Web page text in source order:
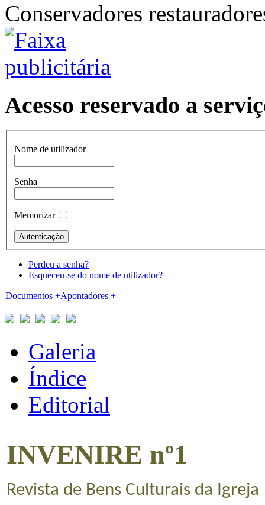
Conservadores
Acesso reservado a
Nome de utilizador
Senha
Memorizar
Perdeu a senha?
Esqueceu-se do nome de utilizador?
Documentos +Apontadores +
Galeria
Índice
Editorial
INVENIRE nº1
Revista de Bens Culturais da Igreja